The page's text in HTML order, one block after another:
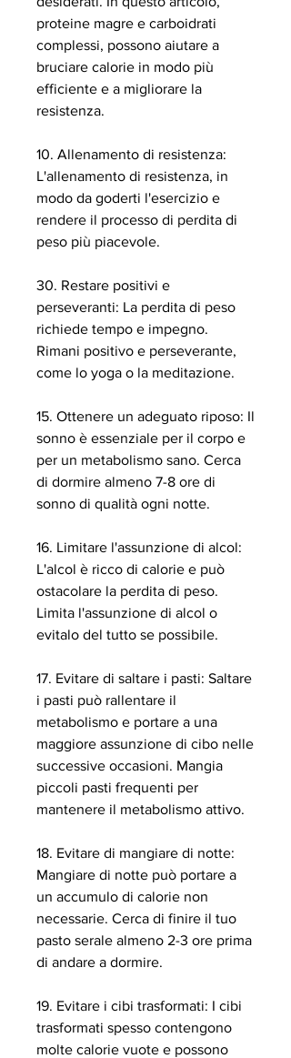
proteine magre e carboidrati
complessi, possono aiutare a
bruciare calorie in modo più
efficiente e a migliorare la
resistenza.
10. Allenamento di resistenza:
L'allenamento di resistenza, in
modo da goderti l'esercizio e
rendere il processo di perdita di
peso più piacevole.
30. Restare positivi e
perseveranti: La perdita di peso
richiede tempo e impegno.
Rimani positivo e perseverante,
come lo yoga o la meditazione.
15. Ottenere un adeguato riposo: Il
sonno è essenziale per il corpo e
per un metabolismo sano. Cerca
di dormire almeno 7-8 ore di
sonno di qualità ogni notte.
16. Limitare l'assunzione di alcol:
L'alcol è ricco di calorie e può
ostacolare la perdita di peso.
Limita l'assunzione di alcol o
evitalo del tutto se possibile.
17. Evitare di saltare i pasti: Saltare
i pasti può rallentare il
metabolismo e portare a una
maggiore assunzione di cibo nelle
successive occasioni. Mangia
piccoli pasti frequenti per
mantenere il metabolismo attivo.
18. Evitare di mangiare di notte:
Mangiare di notte può portare a
un accumulo di calorie non
necessarie. Cerca di finire il tuo
pasto serale almeno 2-3 ore prima
di andare a dormire.
19. Evitare i cibi trasformati: I cibi
trasformati spesso contengono
molte calorie vuote e possono